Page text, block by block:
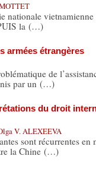
nationale
la (…)
armées étrangères
de
par un (…)
du droit
V. ALEXEEVA
sont récurrentes en
la Chine (…)